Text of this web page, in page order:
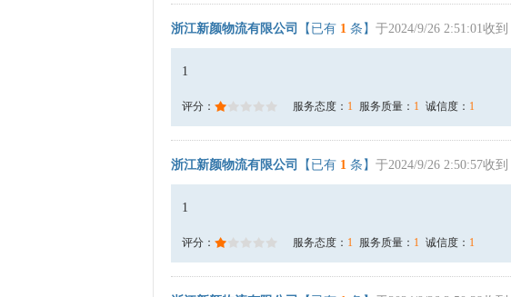
浙江新颜物流有限公司 【已有 1 条】 于2024/9/26 2:51:01收到
1
评分： 服务态度： 1 服务质量： 1 诚信度： 1
浙江新颜物流有限公司 【已有 1 条】 于2024/9/26 2:50:57收到
1
评分： 服务态度： 1 服务质量： 1 诚信度： 1